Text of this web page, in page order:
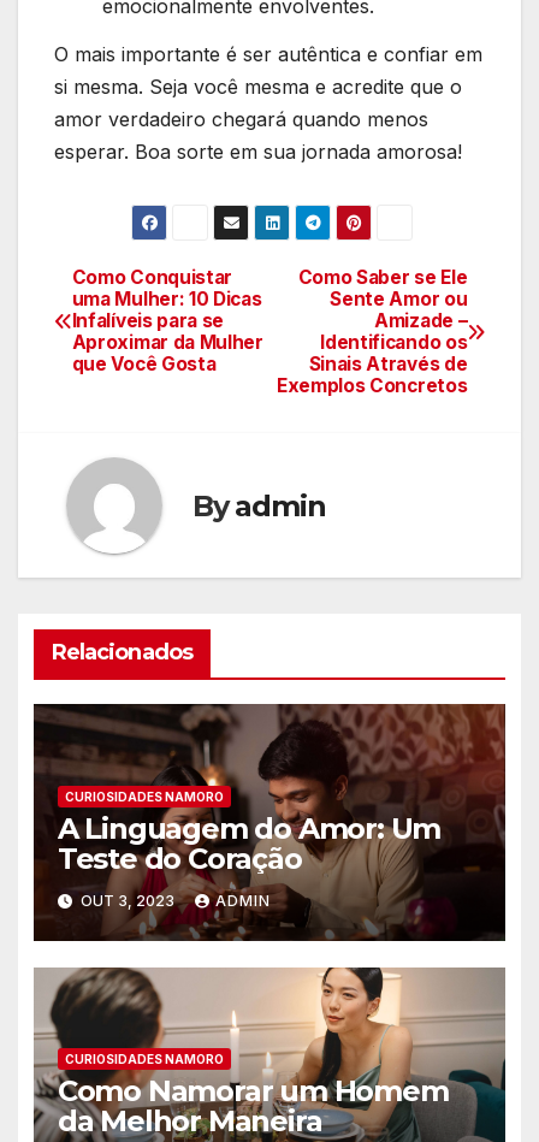
emocionalmente envolventes.
O mais importante é ser autêntica e confiar em
si mesma. Seja você mesma e acredite que o
amor verdadeiro chegará quando menos
esperar. Boa sorte em sua jornada amorosa!
Navegação
de
Post
Como Saber se Ele
Sente Amor ou
Amizade –
Identificando os
Sinais Através de
Exemplos Concretos
Como Conquistar
uma Mulher: 10 Dicas
Infalíveis para se
Aproximar da Mulher
que Você Gosta
Byadmin
Relacionados
CURIOSIDADES NAMORO
A Linguagem do Amor: Um
Teste do Coração
OUT 3, 2023 ADMIN
CURIOSIDADES NAMORO
Como Namorar um Homem
da Melhor Maneira